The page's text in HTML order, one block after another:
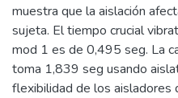
muestra que la aislación
sujeta. El tiempo crucial
mod 1 es de 0,495 seg. La
toma 1,839 seg usando
flexibilidad de los aisladores